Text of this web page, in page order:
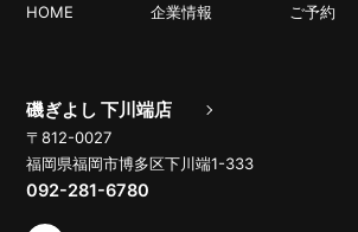
HOME 企業情報 ご予約
磯ぎよし 下川端店
〒812-0027
福岡県福岡市博多区下川端1-333
092-281-6780